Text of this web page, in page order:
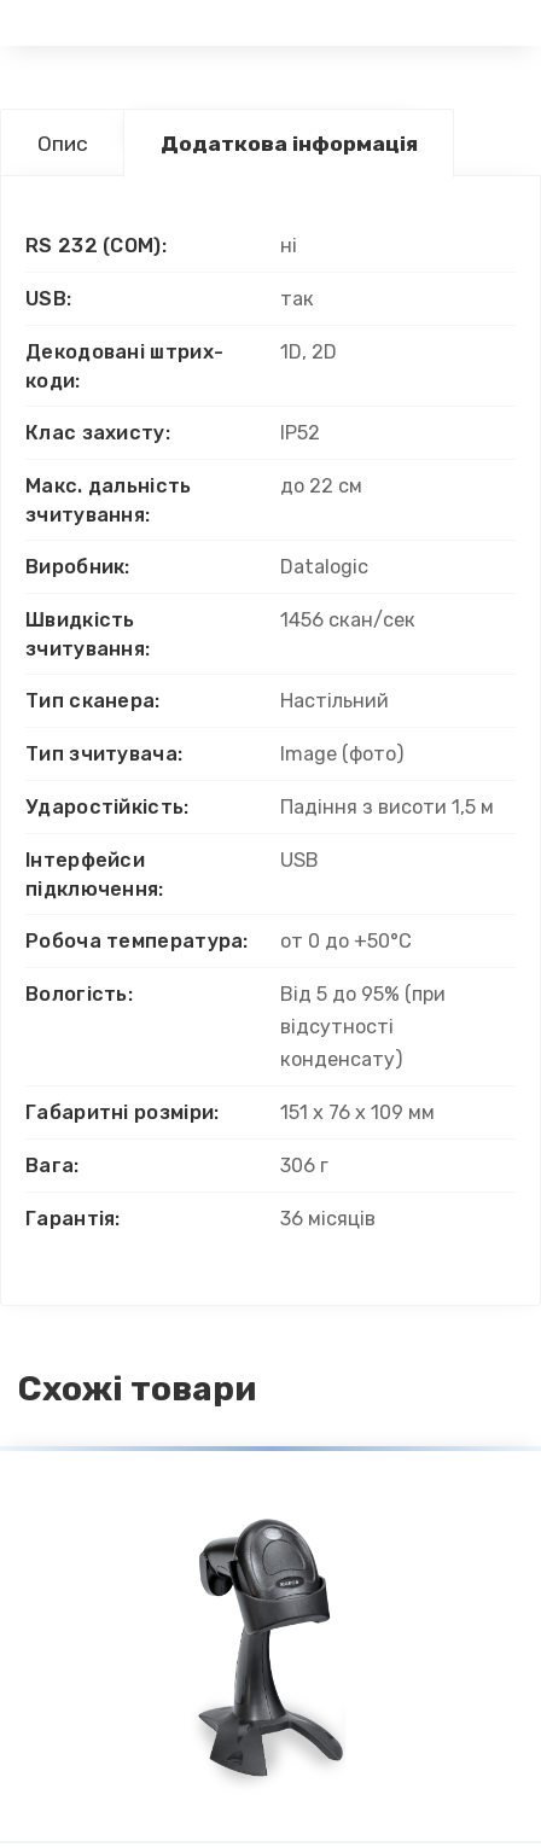
Опис Додаткова інформація
RS 232 (COM): ні
USB: так
Декодовані штрих-
коди:
1D, 2D
Клас захисту: IP52
Макс. дальність
зчитування:
до 22 см
Виробник: Datalogic
Швидкість
зчитування:
1456 скан/сек
Тип сканера: Настільний
Тип зчитувача: Image (фото)
Ударостійкість: Падіння з висоти 1,5 м
Інтерфейси
підключення:
USB
Робоча температура: от 0 до +50°C
Вологість:
Від 5 до 95% (при
відсутності
конденсату)
Габаритні розміри: 151 x 76 x 109 мм
Вага: 306 г
Гарантія: 36 місяців
Схожі товари